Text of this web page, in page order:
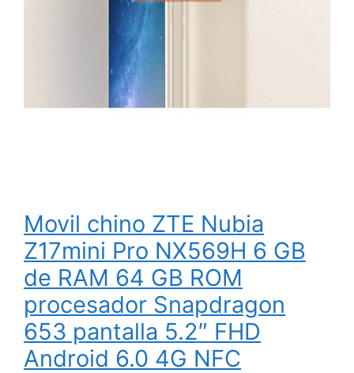
Movil chino ZTE Nubia
Z17mini Pro NX569H 6 GB
de RAM 64 GB ROM
procesador Snapdragon
653 pantalla 5.2″ FHD
Android 6.0 4G NFC